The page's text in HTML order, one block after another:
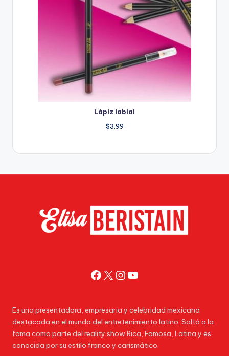
Lápiz labial
$3.99
Facebook
X Instagram
YouTube
Es una presentadora, empresaria y celebridad mexicana
destacada en el mundo del entretenimiento latino. Saltó a la
fama como parte del reality show Rica, Famosa, Latina y es
conocida por su estilo franco y carismático.